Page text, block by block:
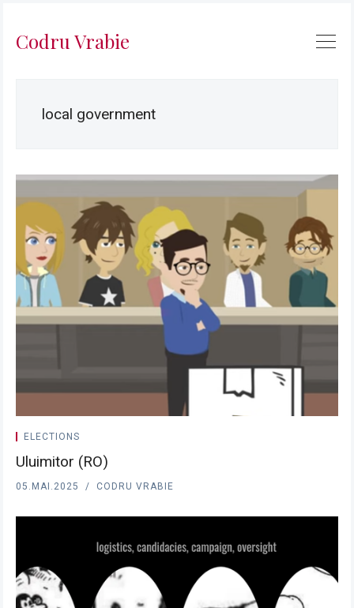
Codru Vrabie
în
Codru
Vrabie
local government
ELECTIONS
Uluimitor (RO)
05.MAI.2025 CODRU VRABIE